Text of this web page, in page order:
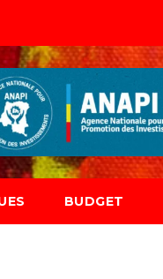
BUDGET